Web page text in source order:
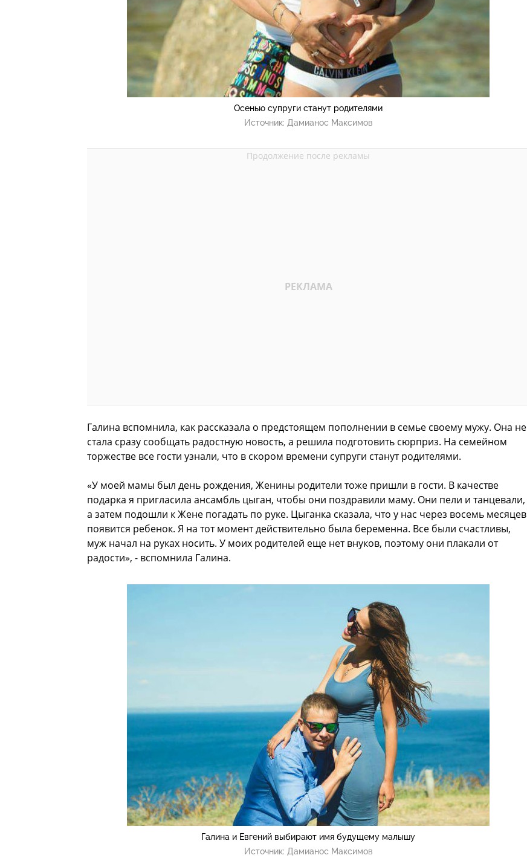
Осенью супруги станут родителями
Источник: Дамианос Максимов
Галина вспомнила, как рассказала о предстоящем пополнении в семье своему мужу. Она не
стала сразу сообщать радостную новость, а решила подготовить сюрприз. На семейном
торжестве все гости узнали, что в скором времени супруги станут родителями.
«У моей мамы был день рождения, Женины родители тоже пришли в гости. В качестве
подарка я пригласила ансамбль цыган, чтобы они поздравили маму. Они пели и танцевали,
а затем подошли к Жене погадать по руке. Цыганка сказала, что у нас через восемь месяцев
появится ребенок. Я на тот момент действительно была беременна. Все были счастливы,
муж начал на руках носить. У моих родителей еще нет внуков, поэтому они плакали от
радости», - вспомнила Галина.
Галина и Евгений выбирают имя будущему малышу
Источник: Дамианос Максимов